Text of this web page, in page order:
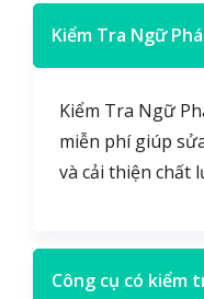
Kiểm Tra Ngữ
Kiểm Tra Ngữ
miễn phí giúp
và cải thiện chất
Công cụ có kiểm